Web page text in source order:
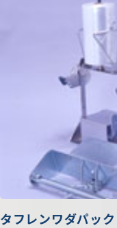
タフレンワダパック